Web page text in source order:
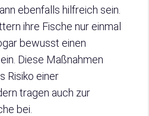
ebenfalls hilfreich sein.
ihre Fische nur einmal
bewusst einen
Diese Maßnahmen
Risiko einer
tragen auch zur
bei.